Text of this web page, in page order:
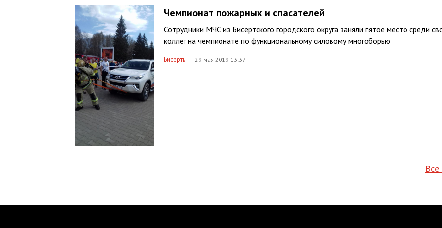
Чемпионат пожарных и спасателей
Сотрудники МЧС из Бисертского городского округа заняли пятое место среди
коллег на чемпионате по функциональному силовому многоборью
Бисерть 29 мая 2019 13:37
Все